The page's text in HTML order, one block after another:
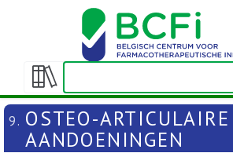
Weergeven/verbergen
inhoudstafel
9. OSTEO-ARTICULAIRE
AANDOENINGEN